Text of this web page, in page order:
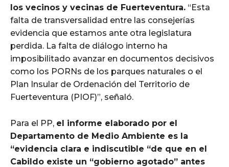
los vecinos y vecinas de Fuerteventura. “Esta
falta de transversalidad entre las consejerías
evidencia que estamos ante otra legislatura
perdida. La falta de diálogo interno ha
imposibilitado avanzar en documentos decisivos
como los PORNs de los parques naturales o el
Plan Insular de Ordenación del Territorio de
Fuerteventura (PIOF)”, señaló.
Para el PP, el informe elaborado por el
Departamento de Medio Ambiente es la
“evidencia clara e indiscutible “de que en el
Cabildo existe un “gobierno agotado” antes